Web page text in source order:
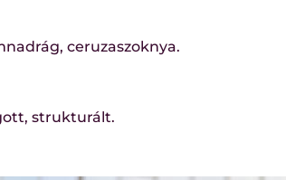
ceruzaszoknya.
strukturált.